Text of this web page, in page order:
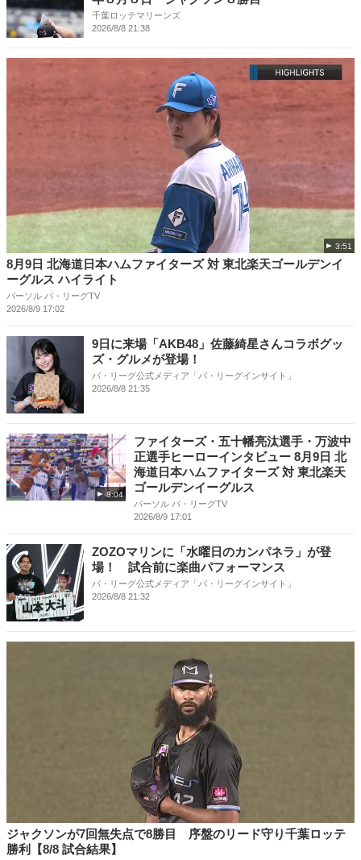
千葉ロッテマリーンズ
2026/8/8 21:38
3:51
8月9日 北海道日本ハムファイターズ 対 東北楽天ゴールデンイ
ーグルス ハイライト
パーソル パ・リーグTV
2026/8/9 17:02
9日に来場「AKB48」佐藤綺星さんコラボグッ
ズ・グルメが登場！
パ・リーグ公式メディア「パ・リーグインサイト」
2026/8/8 21:35
8:04
ファイターズ・五十幡亮汰選手・万波中
正選手ヒーローインタビュー 8月9日 北
海道日本ハムファイターズ 対 東北楽天
ゴールデンイーグルス
パーソル パ・リーグTV
2026/8/9 17:01
ZOZOマリンに「水曜日のカンパネラ」が登
場！ 試合前に楽曲パフォーマンス
パ・リーグ公式メディア「パ・リーグインサイト」
2026/8/8 21:32
ジャクソンが7回無失点で8勝目 序盤のリード守り千葉ロッテ
勝利【8/8 試合結果】